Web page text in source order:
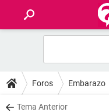
FOROS
SALUD
Foros Embarazo
Tema Anterior